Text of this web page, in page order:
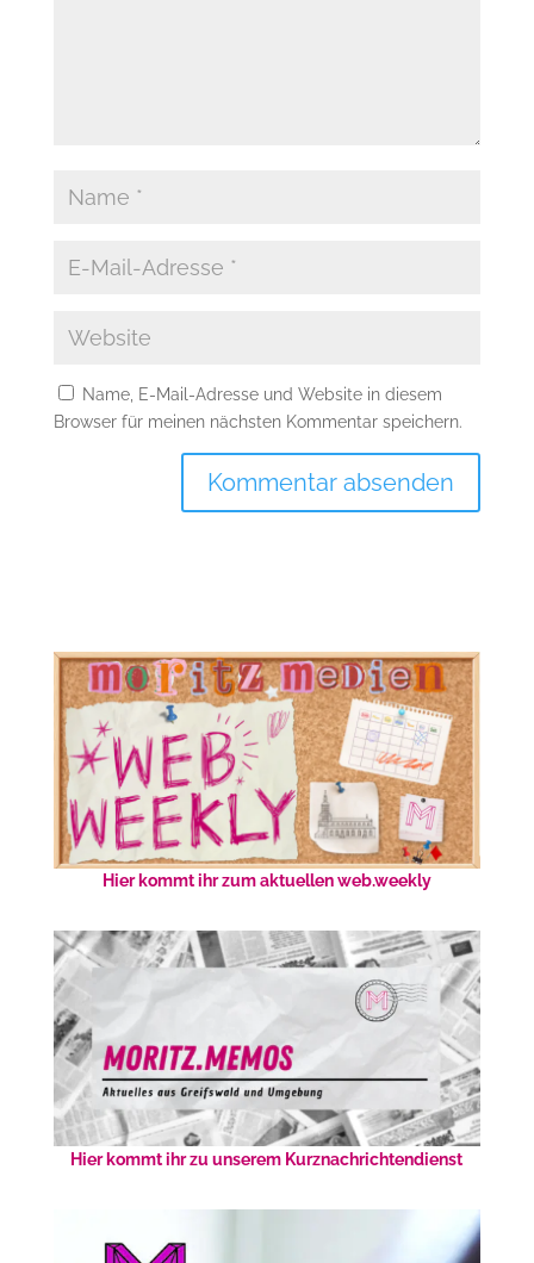
Name, E-Mail-Adresse und Website in diesem
Browser für meinen nächsten Kommentar speichern.
Hier kommt ihr zum aktuellen web.weekly
Hier kommt ihr zu unserem Kurznachrichtendienst